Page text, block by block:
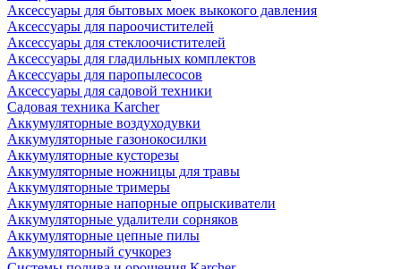
Аксессуары для бытовых моек выкокого давления
Аксессуары для пароочистителей
Аксессуары для стеклоочистителей
Аксессуары для гладильных комплектов
Аксессуары для паропылесосов
Аксессуары для садовой техники
Садовая техника Karcher
Аккумуляторные воздуходувки
Аккумуляторные газонокосилки
Аккумуляторные кусторезы
Аккумуляторные ножницы для травы
Аккумуляторные тримеры
Аккумуляторные напорные опрыскиватели
Аккумуляторные удалители сорняков
Аккумуляторные цепные пилы
Аккумуляторный сучкорез